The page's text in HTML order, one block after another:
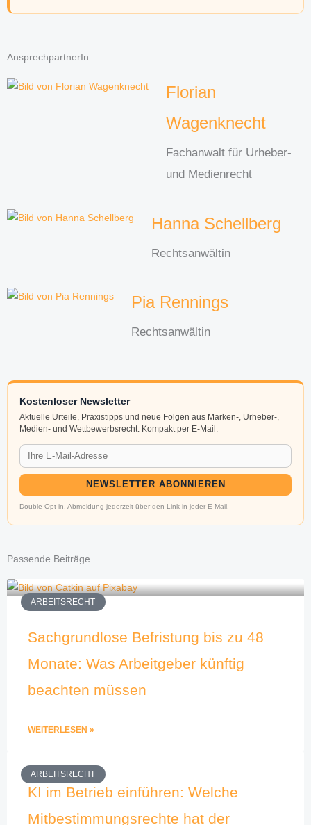
AnsprechpartnerIn
Florian
Wagenknecht
Fachanwalt für Urheber-
und Medienrecht
Hanna Schellberg
Rechtsanwältin
Pia Rennings
Rechtsanwältin
Kostenloser Newsletter
Aktuelle Urteile, Praxistipps und neue Folgen aus Marken-, Urheber-,
Medien- und Wettbewerbsrecht. Kompakt per E-Mail.
NEWSLETTER ABONNIEREN
Double-Opt-in. Abmeldung jederzeit über den Link in jeder E-Mail.
Passende Beiträge
ARBEITSRECHT
Sachgrundlose Befristung bis zu 48
Monate: Was Arbeitgeber künftig
beachten müssen
WEITERLESEN »
ARBEITSRECHT
KI im Betrieb einführen: Welche
Mitbestimmungsrechte hat der